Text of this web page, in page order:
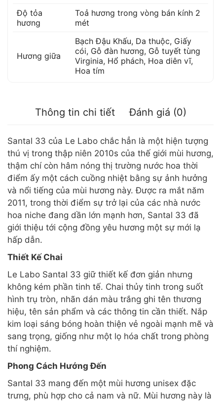
Độ tỏa
hương
Toả hương trong vòng bán kính 2
mét
Hương giữa
Bạch Đậu Khấu, Da thuộc, Giấy
cói, Gỗ đàn hương, Gỗ tuyết tùng
Virginia, Hổ phách, Hoa diên vĩ,
Hoa tím
Thông tin chi tiết Đánh giá (0)
Santal 33 của Le Labo chắc hẳn là một hiện tượng
thú vị trong thập niên 2010s của thế giới mùi hương,
thậm chí còn hâm nóng thị trường nước hoa thời
điểm ấy một cách cuồng nhiệt bằng sự ảnh hưởng
và nổi tiếng của mùi hương này. Được ra mắt năm
2011, trong thời điểm sự trở lại của các nhà nước
hoa niche đang dần lớn mạnh hơn, Santal 33 đã
giới thiệu tới cộng đồng yêu hương một sự mới lạ
hấp dẫn.
Thiết Kế Chai
Le Labo Santal 33 giữ thiết kế đơn giản nhưng
không kém phần tinh tế. Chai thủy tinh trong suốt
hình trụ tròn, nhãn dán màu trắng ghi tên thương
hiệu, tên sản phẩm và các thông tin cần thiết. Nắp
kim loại sáng bóng hoàn thiện vẻ ngoài mạnh mẽ và
sang trọng, giống như một lọ hóa chất trong phòng
thí nghiệm.
Phong Cách Hướng Đến
Santal 33 mang đến một mùi hương unisex đặc
trưng, phù hợp cho cả nam và nữ. Mùi hương này là